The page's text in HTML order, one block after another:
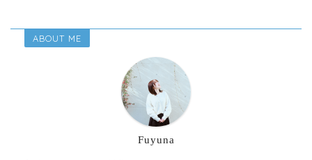
ABOUT ME
Fuyuna